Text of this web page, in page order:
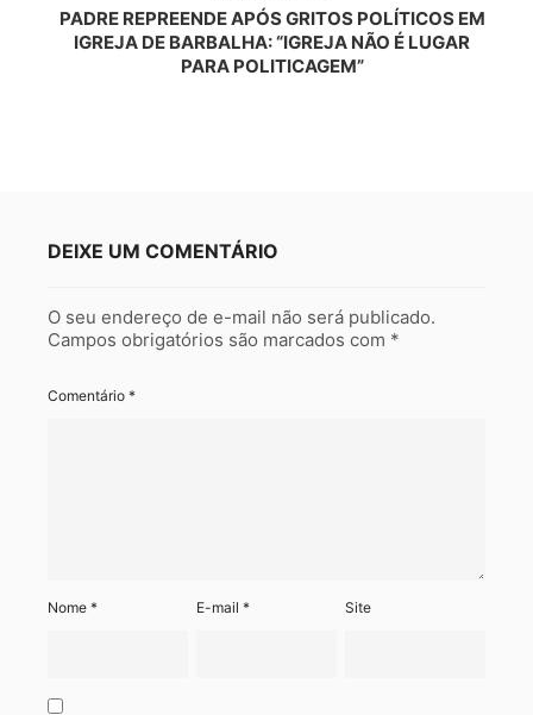
PADRE REPREENDE APÓS GRITOS POLÍTICOS EM
IGREJA DE BARBALHA: “IGREJA NÃO É LUGAR
PARA POLITICAGEM”
DEIXE UM COMENTÁRIO
O seu endereço de e-mail não será publicado.
Campos obrigatórios são marcados com *
Comentário *
Nome * E-mail* Site